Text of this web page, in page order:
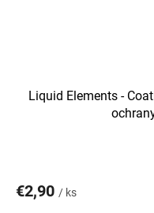
Liquid Elements -
€2,90 / ks